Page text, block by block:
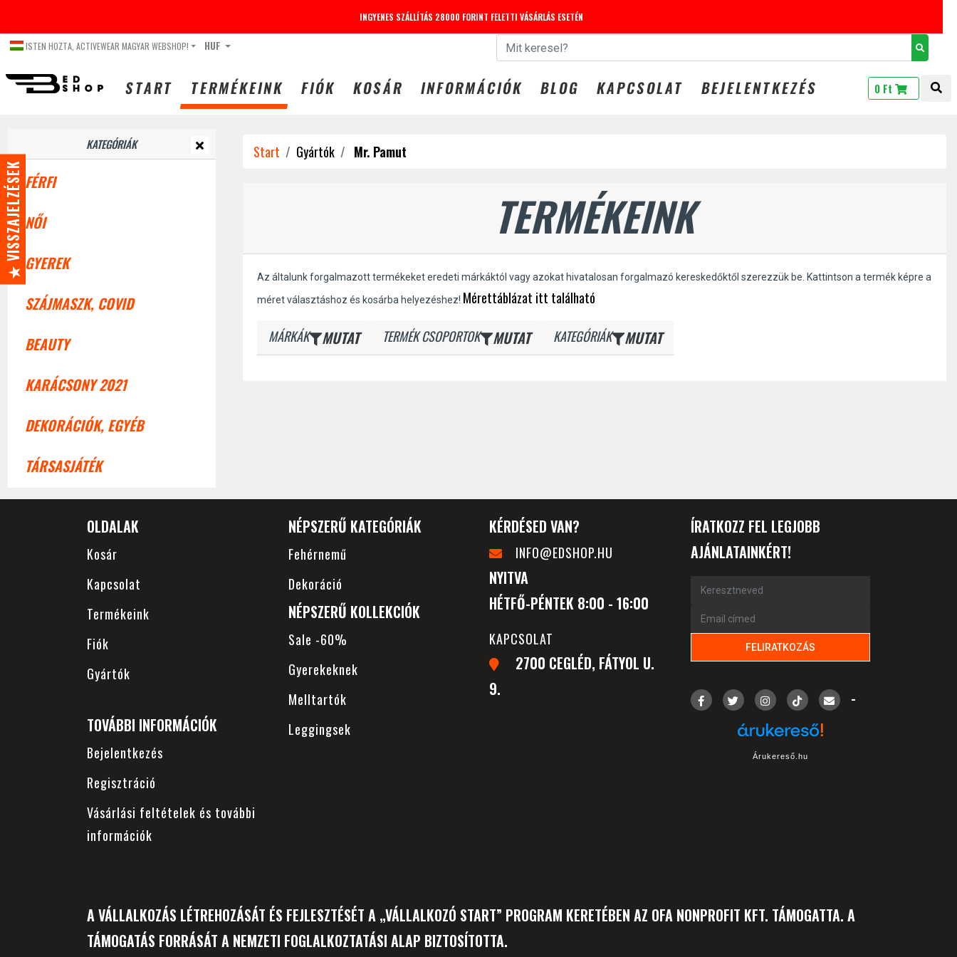
ISTEN HOZTA, ACTIVEWEAR MAGYAR WEBSHOP! HUF
START TERMÉKEINK FIÓK KOSÁR INFORMÁCIÓK BLOG KAPCSOLAT BEJELENTKEZÉS 0 Ft
KATEGÓRIÁK
FÉRFI
NŐI
GYEREK
SZÁJMASZK, COVID
BEAUTY
KARÁCSONY 2021
DEKORÁCIÓK, EGYÉB
TÁRSASJÁTÉK
Start Gyártók Mr. Pamut
TERMÉKEINK
Az általunk forgalmazott termékeket eredeti márkáktól vagy azokat hivatalosan forgalmazó kereskedőktől szerezzük be. Kattintson a termék képre a
méret választáshoz és kosárba helyezéshez! Mérettáblázat itt található
MÁRKÁK MUTAT TERMÉK CSOPORTOK MUTAT KATEGÓRIÁK MUTAT
OLDALAK
Kosár
Kapcsolat
Termékeink
Fiók
Gyártók
TOVÁBBI INFORMÁCIÓK
Bejelentkezés
Regisztráció
Vásárlási feltételek és további
információk
NÉPSZERŰ KATEGÓRIÁK
Fehérnemű
Dekoráció
NÉPSZERŰ KOLLEKCIÓK
Sale -60%
Gyerekeknek
Melltartók
Leggingsek
KÉRDÉSED VAN?
INFO@EDSHOP.HU
NYITVA
HÉTFŐ-PÉNTEK 8:00 - 16:00
KAPCSOLAT
2700 CEGLÉD, FÁTYOL U.
9.
ÍRATKOZZ FEL LEGJOBB
AJÁNLATAINKÉRT!
-
Árukereső.hu
★ VISSZAJELZÉSEK
A VÁLLALKOZÁS LÉTREHOZÁSÁT ÉS FEJLESZTÉSÉT A „VÁLLALKOZÓ START” PROGRAM KERETÉBEN AZ OFA NONPROFIT KFT. TÁMOGATTA. A
TÁMOGATÁS FORRÁSÁT A NEMZETI FOGLALKOZTATÁSI ALAP BIZTOSÍTOTTA.